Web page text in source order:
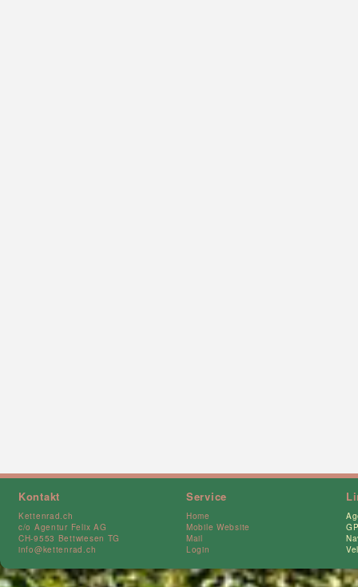
Kontakt
Kettenrad.ch
c/o Agentur Felix AG
CH-9553 Bettwiesen TG
info@kettenrad.ch
Service
Home
Mobile Website
Mail
Login